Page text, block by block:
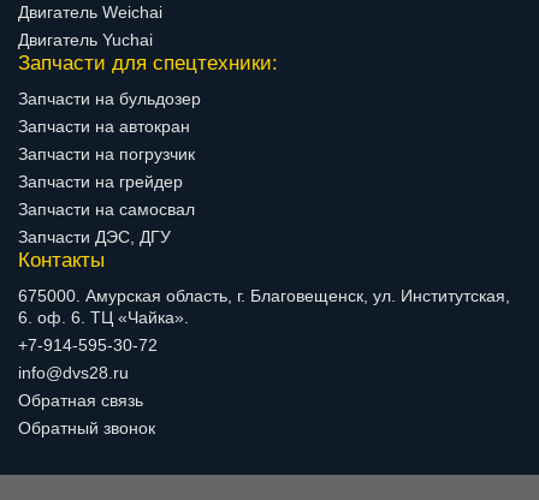
Двигатель Weichai
Двигатель Yuchai
Запчасти для спецтехники:
Запчасти на бульдозер
Запчасти на автокран
Запчасти на погрузчик
Запчасти на грейдер
Запчасти на самосвал
Запчасти ДЭС, ДГУ
Контакты
675000. Амурская область, г. Благовещенск, ул. Институтская,
6. оф. 6. ТЦ «Чайка».
+7-914-595-30-72
info@dvs28.ru
Обратная связь
Обратный звонок